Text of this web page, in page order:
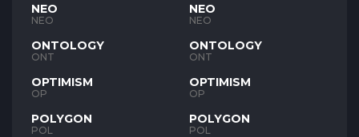
NEO
NEO
ONTOLOGY
ONT
OPTIMISM
OP
POLYGON
POL
NEO
NEO
ONTOLOGY
ONT
OPTIMISM
OP
POLYGON
POL